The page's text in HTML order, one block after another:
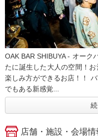
OAK BAR SHIBUYA - オーク
たに誕生した大人の空間！
楽しみ方ができるお店！！
でもある新感覚...
店舗・施設・会場情